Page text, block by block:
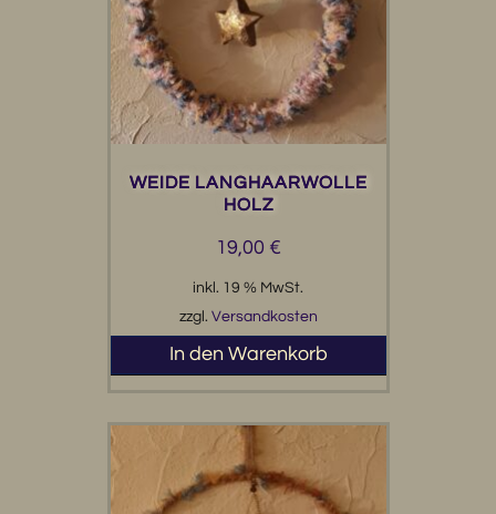
WEIDE LANGHAARWOLLE
HOLZ
19,00 €
inkl. 19 % MwSt.
zzgl. Versandkosten
In den Warenkorb